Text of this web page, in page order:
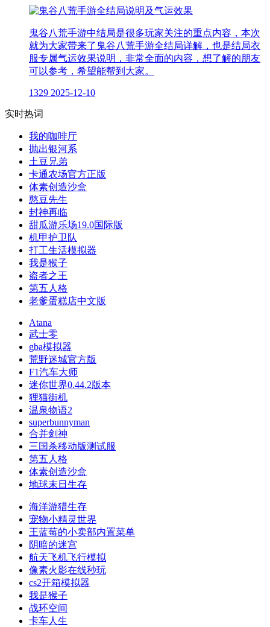
鬼谷八荒手游中结局是很多玩家关注的重点内容，本次
就为大家带来了鬼谷八荒手游全结局详解，也是结局衣
服专属气运效果说明，非常全面的内容，想了解的朋友
可以参考，希望能帮到大家。
1329 2025-12-10
实时热词
我的咖啡厅
抛出银河系
土豆兄弟
卡通农场官方正版
体素创造沙盒
憨豆先生
封神再临
甜瓜游乐场19.0国际版
机甲护卫队
打工生活模拟器
我是猴子
盗者之王
第五人格
老爹蛋糕店中文版
Atana
武士零
gba模拟器
荒野迷城官方版
F1汽车大师
迷你世界0.44.2版本
狸猫街机
温泉物语2
superbunnyman
合并剑神
三国杀移动版测试服
第五人格
体素创造沙盒
地球末日生存
海洋游猎生存
宠物小精灵世界
王蓝莓的小卖部内置菜单
阴暗的迷宫
航天飞机飞行模拟
像素火影在线秒玩
cs2开箱模拟器
我是猴子
战环空间
卡车人生